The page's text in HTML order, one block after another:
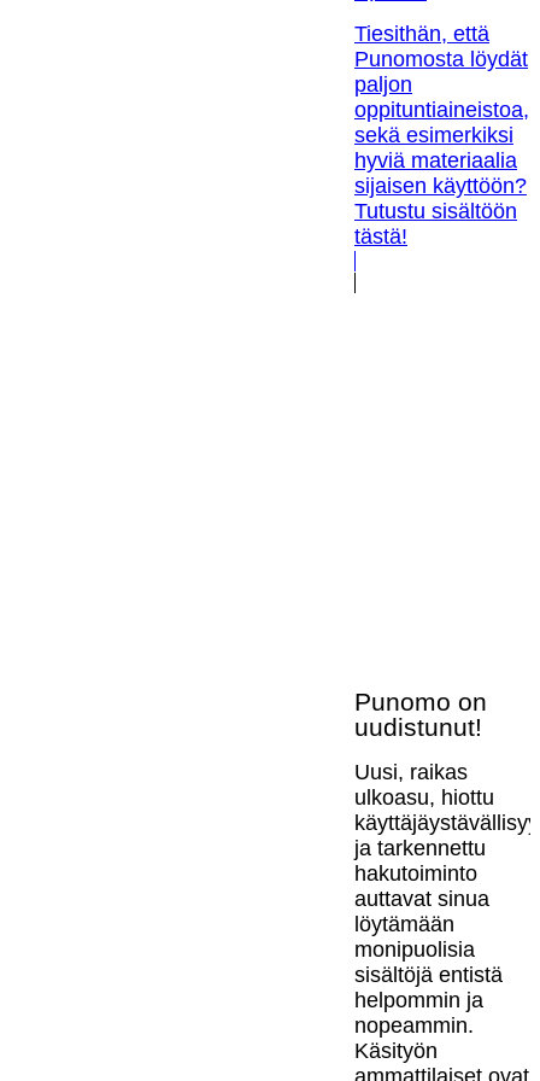
Tiesithän, että
Punomosta löydät
paljon
oppituntiaineistoa,
sekä esimerkiksi
hyviä materiaalia
sijaisen käyttöön?
Tutustu sisältöön
tästä!
Punomo on
uudistunut!
Uusi, raikas
ulkoasu, hiottu
ja tarkennettu
hakutoiminto
auttavat sinua
löytämään
monipuolisia
sisältöjä entistä
helpommin ja
nopeammin.
Käsityön